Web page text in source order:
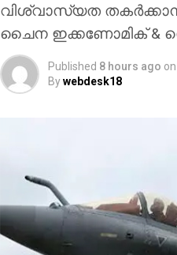
വിശ്വാസ്യത
ചൈന ഇക്കണോമിക് &
Published 8 hours ago on
Bywebdesk18